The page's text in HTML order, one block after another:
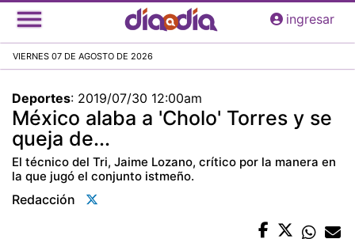
Pasar
al
principal
ingresar
VIERNES 07 DE AGOSTO DE 2026
Deportes: 2019/07/30 12:00am
México alaba a 'Cholo' Torres y se
queja de...
El técnico del Tri, Jaime Lozano, crítico por la manera en
la que jugó el conjunto istmeño.
Redacción